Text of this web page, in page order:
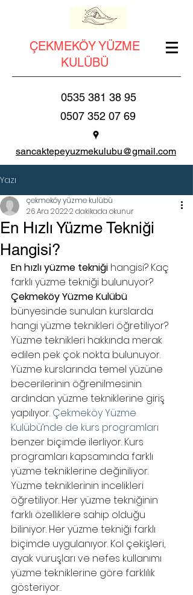
ÇEKMEKÖY YÜZME
KULÜBÜ
0535 381 38 95
0507 352 07 69
sancaktepeyuzmekulubu@gmail.com
Yazı
En Hızlı Yüzme Tekniği
Hangisi?
çekmeköy yüzme kulübü
26 Ara 20222 dakikada okunur
En hızlı yüzme tekniği hangisi? Kaç
farklı yüzme tekniği bulunuyor?
Çekmeköy Yüzme Kulübü
bünyesinde sunulan kurslarda
hangi yüzme teknikleri öğretiliyor?
Yüzme teknikleri hakkında merak
edilen pek çok nokta bulunuyor.
Yüzme kurslarında temel yüzüne
becerilerinin öğrenilmesinin
ardından yüzme tekniklerine giriş
yapılıyor. Çekmeköy Yüzme
Kulübü’nde de kurs programları
benzer biçimde ilerliyor. Kurs
programları kapsamında farklı
yüzme tekniklerine değiniliyor.
Yüzme tekniklerinin incelikleri
öğretiliyor. Her yüzme tekniğinin
farklı özelliklere sahip olduğu
biliniyor. Her yüzme tekniği farklı
biçimde uygulanıyor. Kol çekişleri,
ayak vuruşları ve nefes kullanımı
yüzme tekniklerine göre farklılık
gösteriyor.